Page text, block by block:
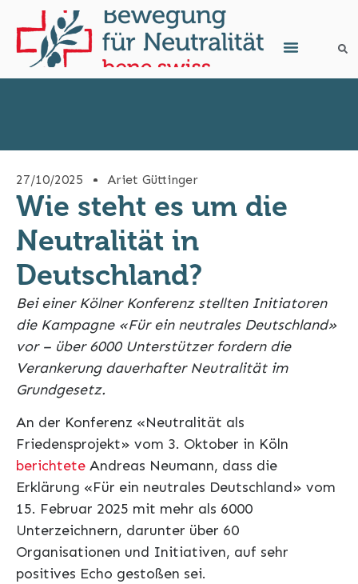
27/10/2025 Ariet Güttinger
Wie steht es um die
Neutralität in
Deutschland?
Bei einer Kölner Konferenz stellten Initiatoren
die Kampagne «Für ein neutrales Deutschland»
vor – über 6000 Unterstützer fordern die
Verankerung dauerhafter Neutralität im
Grundgesetz.
An der Konferenz «Neutralität als
Friedensprojekt» vom 3. Oktober in Köln
berichtete Andreas Neumann, dass die
Erklärung «Für ein neutrales Deutschland» vom
15. Februar 2025 mit mehr als 6000
Unterzeichnern, darunter über 60
Organisationen und Initiativen, auf sehr
positives Echo gestoßen sei.